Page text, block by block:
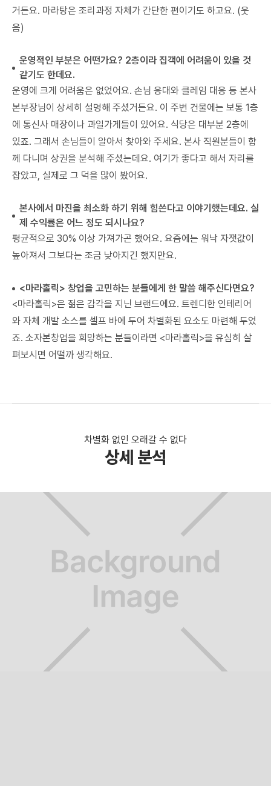
거든요. 마라탕은 조리과정 자체가 간단한 편이기도 하고요. (웃
음)
운영적인 부분은 어떤가요? 2층이라 집객에 어려움이 있을 것
같기도 한데요.
운영에 크게 어려움은 없었어요. 손님 응대와 클레임 대응 등 본사
본부장님이 상세히 설명해 주셨거든요. 이 주변 건물에는 보통 1층
에 통신사 매장이나 과일가게들이 있어요. 식당은 대부분 2층에
있죠. 그래서 손님들이 알아서 찾아와 주세요. 본사 직원분들이 함
께 다니며 상권을 분석해 주셨는데요. 여기가 좋다고 해서 자리를
잡았고, 실제로 그 덕을 많이 봤어요.
본사에서 마진을 최소화 하기 위해 힘쓴다고 이야기했는데요. 실
제 수익률은 어느 정도 되시나요?
평균적으로 30% 이상 가져가곤 했어요. 요즘에는 워낙 자잿값이
높아져서 그보다는 조금 낮아지긴 했지만요.
<마라홀릭> 창업을 고민하는 분들에게 한 말씀 해주신다면요?
<마라홀릭>은 젊은 감각을 지닌 브랜드에요. 트렌디한 인테리어
와 자체 개발 소스를 셀프 바에 두어 차별화된 요소도 마련해 두었
죠. 소자본창업을 희망하는 분들이라면 <마라홀릭>을 유심히 살
펴보시면 어떨까 생각해요.
차별화 없인 오래갈 수 없다
상세 분석